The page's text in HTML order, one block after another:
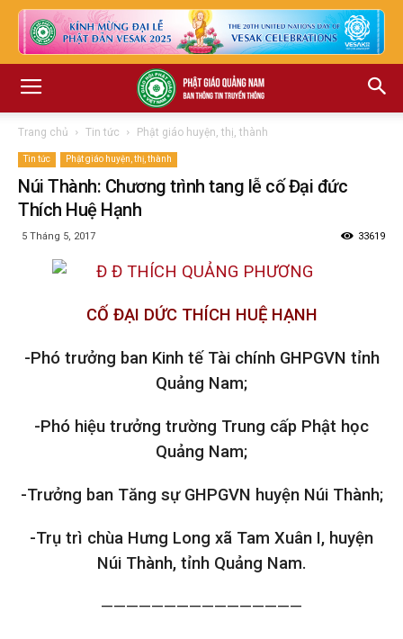
Trang chủ Tin tức Phật giáo huyện, thị, thành
Tin tức Phật giáo huyện, thị, thành
Núi Thành: Chương trình tang lễ cố Đại đức
Thích Huệ Hạnh
5 Tháng 5, 2017 33619
CỐ ĐẠI DỨC THÍCH HUỆ HẠNH
-Phó trưởng ban Kinh tế Tài chính GHPGVN tỉnh
Quảng Nam;
-Phó hiệu trưởng trường Trung cấp Phật học
Quảng Nam;
-Trưởng ban Tăng sự GHPGVN huyện Núi Thành;
-Trụ trì chùa Hưng Long xã Tam Xuân I, huyện
Núi Thành, tỉnh Quảng Nam.
————————————————